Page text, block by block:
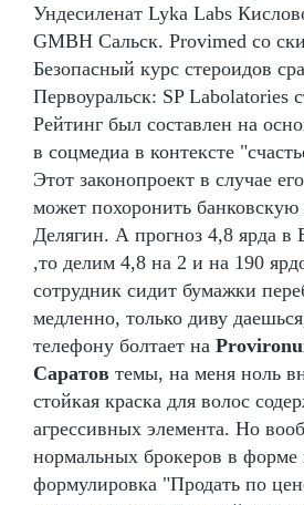
Ундесиленат Lyka Labs
GMBH Сальск. Provimed со
Безопасный курс стероидов
Первоуральск: SP Labolatories
Рейтинг был составлен на
в соцмедиа в контексте
Этот законопроект в случае его
может похоронить банковскую
Делягин. А прогноз 4,8 ярда в
,то делим 4,8 на 2 и на 190
сотрудник сидит бумажки
медленно, только диву
телефону болтает на
Саратов темы, на меня ноль
стойкая краска для волос
агрессивных элемента. Но
нормальных брокеров в форме
формулировка "Продать по